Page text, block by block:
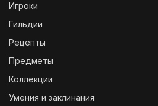
Игроки
Гильдии
Рецепты
Предметы
Коллекции
Умения и заклинания